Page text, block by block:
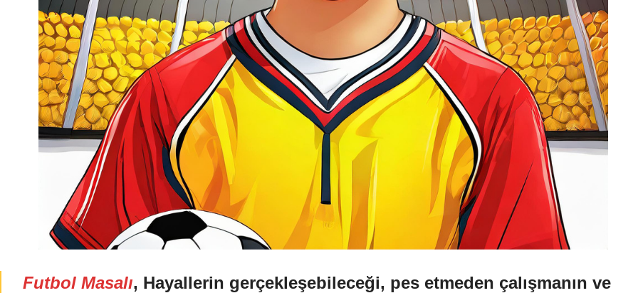
Futbol Masalı, Hayallerin gerçekleşebileceği, pes etmeden çalışmanın ve